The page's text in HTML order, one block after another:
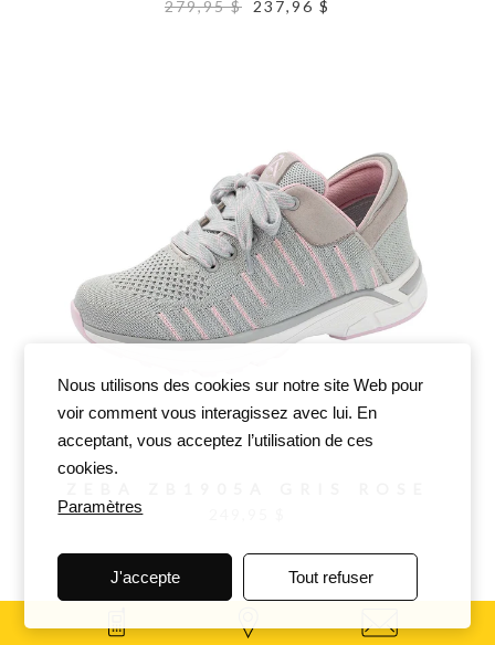
279,95 $
237,96 $
Nous utilisons des cookies sur notre site Web pour
voir comment vous interagissez avec lui. En
acceptant, vous acceptez l’utilisation de ces
cookies.
Paramètres
J'accepte Tout refuser